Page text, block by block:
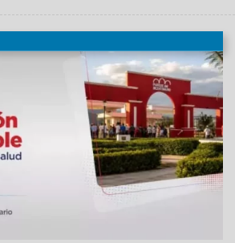
“Conexión Saludable”, impulsada
Unidad de Parques Urbanos, ofrecerá
orientadas a la promoción de hábitos
de factores de riesgo en el